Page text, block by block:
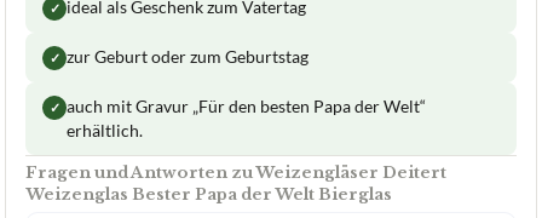
✓ ideal als Geschenk zum Vatertag
✓ zur Geburt oder zum Geburtstag
✓ auch mit Gravur „Für den besten Papa der Welt“
erhältlich.
Fragen und Antworten zu Weizengläser Deitert
Weizenglas Bester Papa der Welt Bierglas